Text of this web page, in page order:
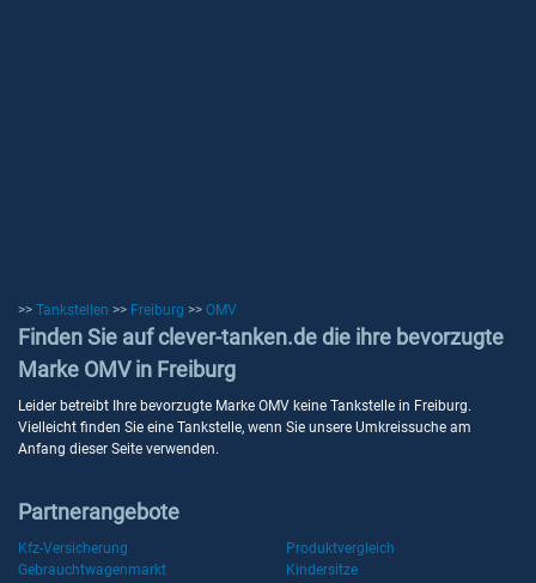
>> Tankstellen >> Freiburg >> OMV
Finden Sie auf clever-tanken.de die ihre bevorzugte
Marke OMV in Freiburg
Leider betreibt Ihre bevorzugte Marke OMV keine Tankstelle in Freiburg.
Vielleicht finden Sie eine Tankstelle, wenn Sie unsere Umkreissuche am
Anfang dieser Seite verwenden.
Partnerangebote
Kfz-Versicherung
Produktvergleich
Gebrauchtwagenmarkt
Kindersitze